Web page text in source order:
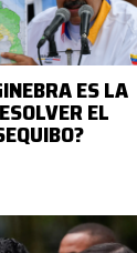
ES LA
EL